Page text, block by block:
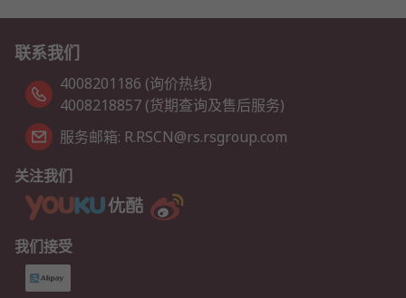
联系我们
4008201186 (询价热线)
4008218857 (货期查询及售后服务)
服务邮箱: R.RSCN@rs.rsgroup.com
关注我们
我们接受